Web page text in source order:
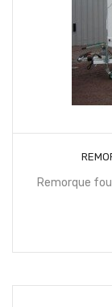
Remorque